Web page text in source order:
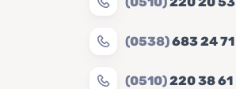
(0538)683 24 71
(0510)220 38 61